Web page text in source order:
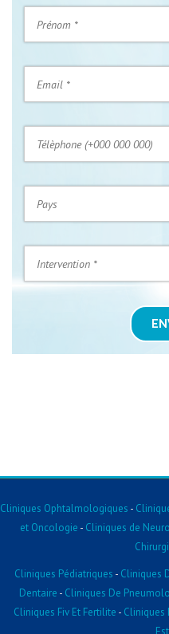
Cliniques Ophtalmologiques -
et Oncologie - Cliniques de
Cliniques Pédiatriques - Cliniques
Dentaire - Cliniques De
Cliniques Fiv Et Fertilite - Cliniques